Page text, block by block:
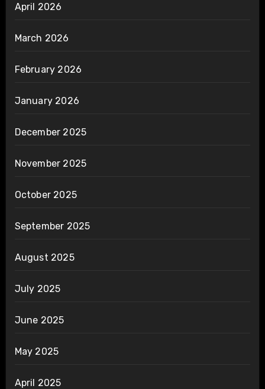
April 2026
March 2026
February 2026
January 2026
December 2025
November 2025
October 2025
September 2025
August 2025
July 2025
June 2025
May 2025
April 2025